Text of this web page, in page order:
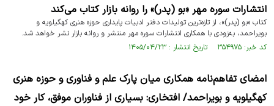
انتشارات سوره مهر «بو (پدر)» را روانه بازار کتاب می‌کند
کتاب «بو (پدر)»، از تازه‌ترین تولیدات دفتر ادبیات پایداری حوزه هنری کهگیلویه و
بویراحمد، به‌زودی با همکاری انتشارات سوره مهر منتشر و روانه بازار نشر خواهد شد.
کد خبر: ۳۵۴۹۷۵ تاریخ انتشار : ۱۴۰۵/۰۴/۲۳
امضای تفاهم‌نامه همکاری میان پارک علم و فناوری و حوزه هنری
کهگیلویه و بویراحمد/ افتخاری: بسیاری از فناوران موفق، کار خود